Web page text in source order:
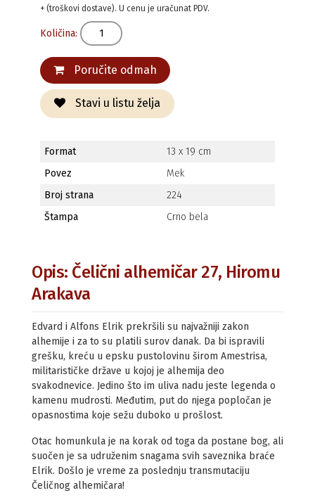
+ (troškovi dostave). U cenu je uračunat PDV.
Količina:
Poručite odmah
Stavi u listu želja
Format
13 x 19 cm
Povez
Mek
Broj strana
224
Štampa
Crno bela
Opis: Čelični alhemičar 27, Hiromu
Arakava
Edvard i Alfons Elrik prekršili su najvažniji zakon
alhemije i za to su platili surov danak. Da bi ispravili
grešku, kreću u epsku pustolovinu širom Amestrisa,
militarističke države u kojoj je alhemija deo
svakodnevice. Jedino što im uliva nadu jeste legenda o
kamenu mudrosti. Međutim, put do njega popločan je
opasnostima koje sežu duboko u prošlost.
Otac homunkula je na korak od toga da postane bog, ali
suočen je sa udruženim snagama svih saveznika braće
Elrik. Došlo je vreme za poslednju transmutaciju
Čeličnog alhemičara!